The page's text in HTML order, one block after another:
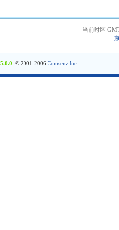
当前时区
5.0.0 © 2001-2006 Comsenz Inc.